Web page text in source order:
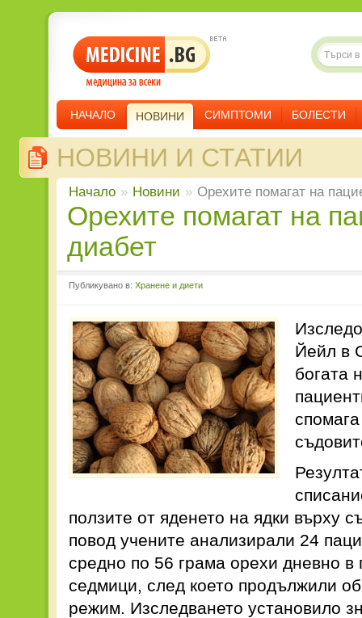
НАЧАЛО НОВИНИ СИМПТОМИ БОЛЕСТИ
НОВИНИ И СТАТИИ
Начало » Новини » Орехите помагат на
Орехите помагат на пациентите с
диабет
Публикувано в: Хранене и диети
Йейл в
богата
ползите от яденето на ядки върху
повод учените анализирали 24
средно по 56 грама орехи дневно
седмици, след което продължили
режим. Изследването установило